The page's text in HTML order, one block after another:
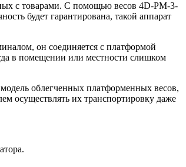
с товарами. С помощью весов 4D-PM-3-
будет гарантирована, такой аппарат
он соединяется с платформой
в помещении или местности слишком
облегченных платформенных весов,
осуществлять их транспортировку даже